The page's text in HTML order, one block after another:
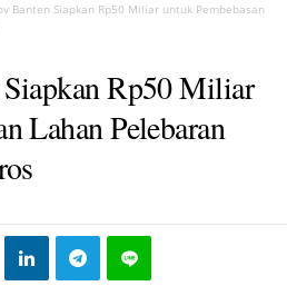
Banten Siapkan Rp50 Miliar untuk Pembebasan
Rp50 Miliar
Lahan Pelebaran